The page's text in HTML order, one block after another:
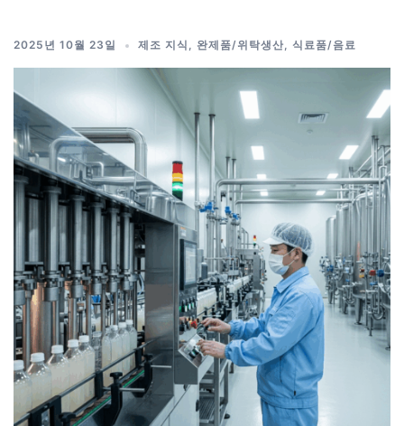
2025년 10월 23일 제조 지식 , 완제품/위탁생산, 식료품/음료